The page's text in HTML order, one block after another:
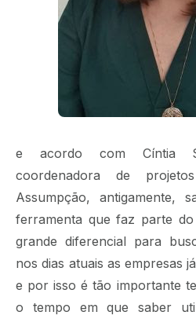
e acordo com Cíntia
coordenadora de
Assumpção, antigamente,
ferramenta que faz parte
grande diferencial para
nos dias atuais as empresas
e por isso é tão importante
o tempo em que saber